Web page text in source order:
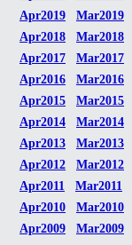
Apr2019
Mar2019
Apr2018
Mar2018
Apr2017
Mar2017
Apr2016
Mar2016
Apr2015
Mar2015
Apr2014
Mar2014
Apr2013
Mar2013
Apr2012
Mar2012
Apr2011
Mar2011
Apr2010
Mar2010
Apr2009
Mar2009